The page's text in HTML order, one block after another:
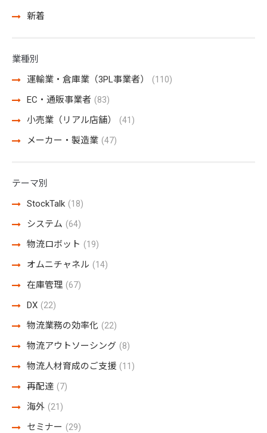
新着
業種別
運輸業・倉庫業（3PL事業者）
(110)
EC・通販事業者 (83)
小売業（リアル店舗） (41)
メーカー・製造業 (47)
テーマ別
StockTalk (18)
システム (64)
物流ロボット (19)
オムニチャネル (14)
在庫管理 (67)
DX (22)
物流業務の効率化 (22)
物流アウトソーシング (8)
物流人材育成のご支援 (11)
再配達 (7)
海外 (21)
セミナー (29)